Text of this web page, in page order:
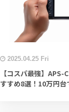
2025.04.25 Fri
【コスパ最強】
すすめ8選！10万円